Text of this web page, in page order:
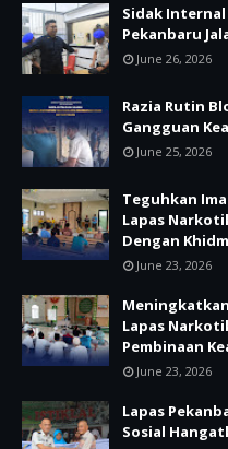
Sidak
Pekanbaru
June 26, 2026
Razia Rutin
Gangguan
June 25, 2026
Teguhkan
Lapas
Dengan
June 23, 2026
Lapas
Pembinaan
June 23, 2026
Lapas
Sosial